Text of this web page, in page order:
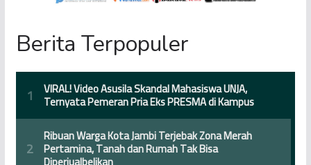
Berita Terpopuler